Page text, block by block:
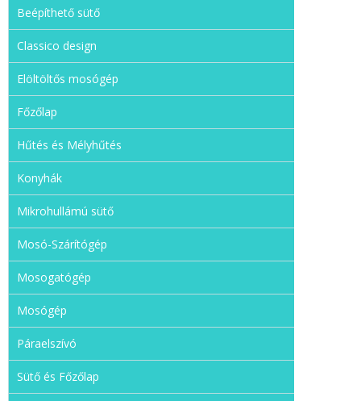
Beépíthető sütő
Classico design
Elöltöltős mosógép
Főzőlap
Hűtés és Mélyhűtés
Konyhák
Mikrohullámú sütő
Mosó-Szárítógép
Mosogatógép
Mosógép
Páraelszívó
Sütő és Főzőlap